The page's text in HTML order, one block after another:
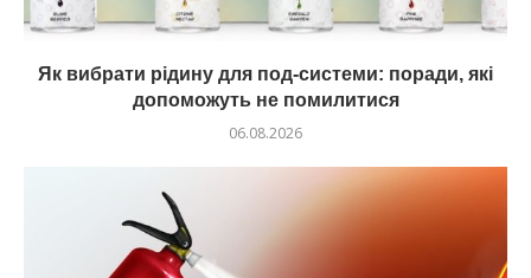
Як вибрати рідину для под-системи: поради, які
допоможуть не помилитися
06.08.2026